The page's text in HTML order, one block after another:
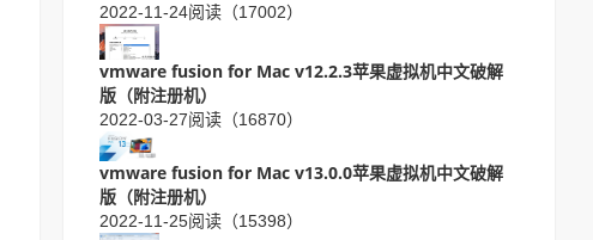
2022-11-24阅读（17002）
vmware fusion for Mac v12.2.3苹果虚拟机中文破解
版（附注册机）
2022-03-27阅读（16870）
vmware fusion for Mac v13.0.0苹果虚拟机中文破解
版（附注册机）
2022-11-25阅读（15398）